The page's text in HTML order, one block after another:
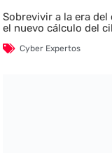
Sobrevivir a la era
el nuevo cálculo del
Cyber Expertos